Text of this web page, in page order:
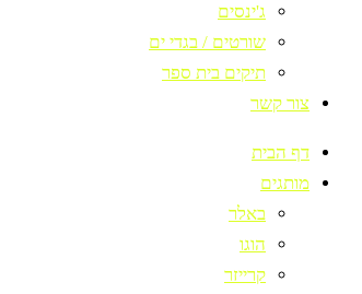
ג'ינסים
שורטים / בגדי ים
תיקים בית ספר
צור קשר
דף הבית
מותגים
באלר
הוגו
קרייזר